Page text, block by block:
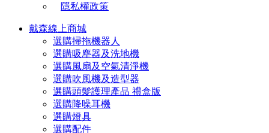
隱私權政策
戴森線上商城
選購掃拖機器人
選購吸塵器及洗地機
選購風扇及空氣清淨機
選購吹風機及造型器
選購頭髮護理產品 禮盒版
選購降噪耳機
選購燈具
選購配件